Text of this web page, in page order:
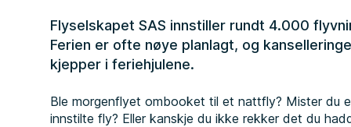
Flyselskapet SAS innstiller rundt 4.000
Ferien er ofte nøye planlagt, og
kjepper i feriehjulene.
Ble morgenflyet ombooket til et nattfly? Mister du
innstilte fly? Eller kanskje du ikke rekker det du